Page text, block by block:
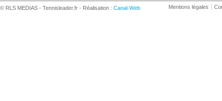
© RLS MEDIAS - Tennisleader.fr - Réalisation : Canal-Web Mentions légales